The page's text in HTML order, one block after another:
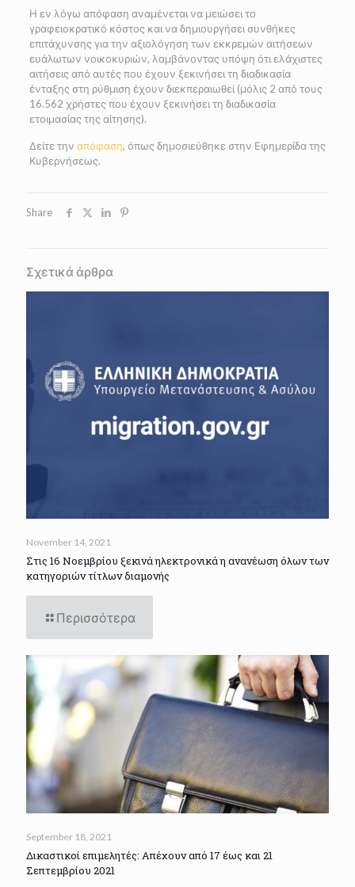
Η εν λόγω απόφαση αναμένεται να μειώσει το
γραφειοκρατικό κόστος και να δημιουργήσει συνθήκες
επιτάχυνσης για την αξιολόγηση των εκκρεμών αιτήσεων
ευάλωτων νοικοκυριών, λαμβάνοντας υπόψη ότι ελάχιστες
αιτήσεις από αυτές που έχουν ξεκινήσει τη διαδικασία
ένταξης στη ρύθμιση έχουν διεκπεραιωθεί (μόλις 2 από τους
16.562 χρήστες που έχουν ξεκινήσει τη διαδικασία
ετοιμασίας της αίτησης).
Δείτε την απόφαση, όπως δημοσιεύθηκε στην Εφημερίδα της
Κυβερνήσεως.
Share
Σχετικά άρθρα
November 14, 2021
Στις 16 Νοεμβρίου ξεκινά ηλεκτρονικά η ανανέωση όλων των
κατηγοριών τίτλων διαμονής
Περισσότερα
September 18, 2021
Δικαστικοί επιμελητές: Απέχουν από 17 έως και 21
Σεπτεμβρίου 2021